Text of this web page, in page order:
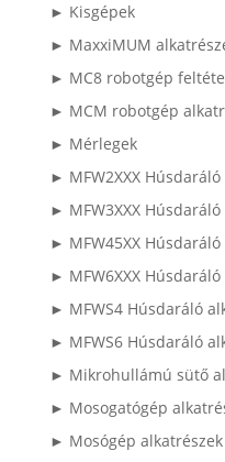
► Kisgépek
► MaxxiMUM
► MC8 robotgép
► MCM robotgép
► Mérlegek
► MFW2XXX
► MFW3XXX
► MFW45XX
► MFW6XXX
► MFWS4 Húsdaráló
► MFWS6 Húsdaráló
► Mikrohullámú sütő
► Mosogatógép
► Mosógép alkatrészek